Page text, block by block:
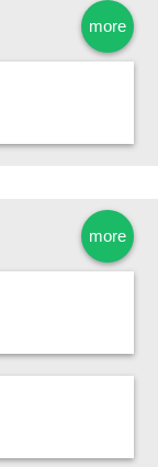
more
more